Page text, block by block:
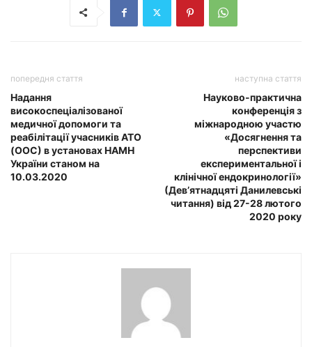
попередня стаття
Надання
високоспеціалізованої
медичної допомоги та
реабілітації учасників АТО
(ООС) в установах НАМН
України станом на
10.03.2020
наступна стаття
Науково-практична
конференція з
міжнародною участю
«Досягнення та
перспективи
експериментальної і
клінічної ендокринології»
(Дев’ятнадцяті Данилевські
читання) від 27-28 лютого
2020 року